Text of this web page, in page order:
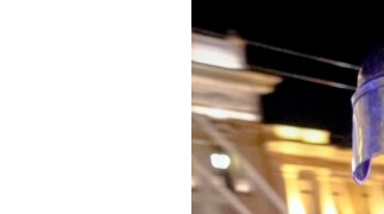
IDEALS AND INSTITUTIONS